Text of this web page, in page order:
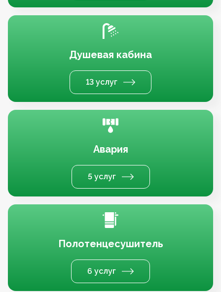
Душевая кабина
13 услуг
Авария
5 услуг
Полотенцесушитель
6 услуг